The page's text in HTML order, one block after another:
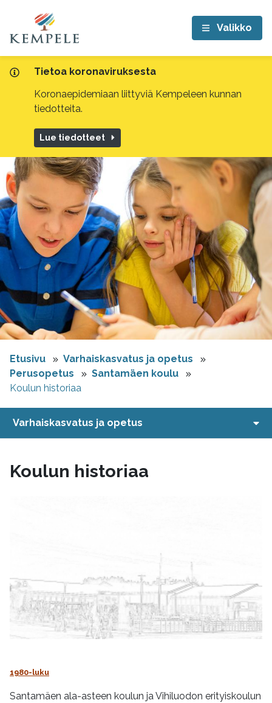
Tietoa koronaviruksesta
Koronaepidemiaan liittyviä Kempeleen kunnan
tiedotteita.
Lue tiedotteet
Valikko
Etusivu
Varhaiskasvatus ja opetus
Perusopetus
Santamäen koulu
Koulun historiaa
Varhaiskasvatus ja opetus
Koulun historiaa
1980-luku
Santamäen ala-asteen koulun ja Vihiluodon erityiskoulun